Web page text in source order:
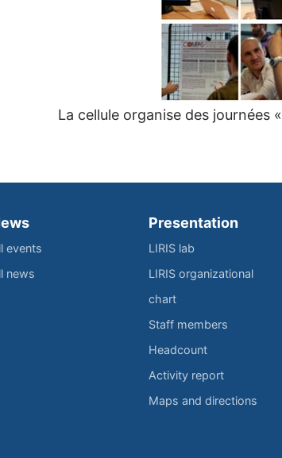
La cellule organise des journées «
events
news
Presentation
LIRIS lab
LIRIS organizational
chart
Staff members
Headcount
Activity report
Maps and directions